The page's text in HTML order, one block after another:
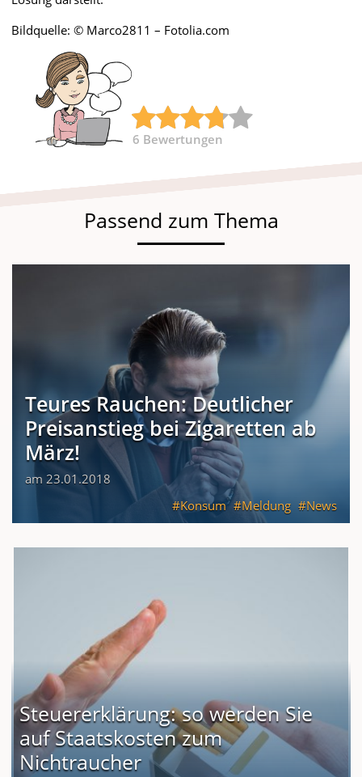
Bildquelle: © Marco2811 – Fotolia.com
6 Bewertungen
Passend zum Thema
Teures Rauchen: Deutlicher
Preisanstieg bei Zigaretten ab
März!
am 23.01.2018
Konsum
Meldung News
Steuererklärung: so werden Sie
auf Staatskosten zum
Nichtraucher